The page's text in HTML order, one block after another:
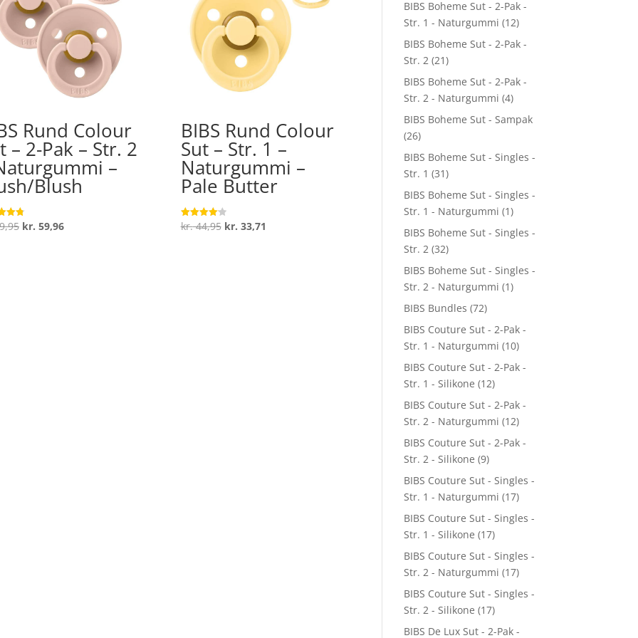
Rund Colour
– 2-Pak – Str. 2
–
Blush
Den
kr. 59,96Den
BIBS Rund Colour
Sut – Str. 1 –
Naturgummi –
Pale Butter
Vurderet
4.1
kr.44,95 Den
kr. 33,71
BIBS Boheme Sut - 2-Pak -
Str. 1 - Naturgummi (12)
BIBS Boheme Sut - 2-Pak -
Str. 2 (21)
BIBS Boheme Sut - 2-Pak -
Str. 2 - Naturgummi (4)
BIBS Boheme Sut - Sampak
(26)
BIBS Boheme Sut - Singles -
Str. 1 (31)
BIBS Boheme Sut - Singles -
Str. 1 - Naturgummi (1)
BIBS Boheme Sut - Singles -
Str. 2 (32)
BIBS Boheme Sut - Singles -
Str. 2 - Naturgummi (1)
BIBS Bundles (72)
BIBS Couture Sut - 2-Pak -
Str. 1 - Naturgummi (10)
BIBS Couture Sut - 2-Pak -
Str. 1 - Silikone (12)
BIBS Couture Sut - 2-Pak -
Str. 2 - Naturgummi (12)
BIBS Couture Sut - 2-Pak -
Str. 2 - Silikone (9)
BIBS Couture Sut - Singles -
Str. 1 - Naturgummi (17)
BIBS Couture Sut - Singles -
Str. 1 - Silikone (17)
BIBS Couture Sut - Singles -
Str. 2 - Naturgummi (17)
BIBS Couture Sut - Singles -
Str. 2 - Silikone (17)
BIBS De Lux Sut - 2-Pak -